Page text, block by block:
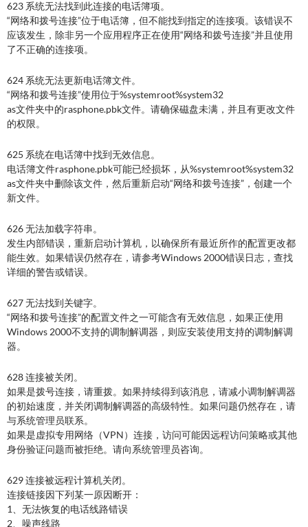
623 系统无法找到此连接的电话簿项。
“网络和拨号连接”位于电话簿，但不能找到指定的连接项。该错误不
应该发生，除非另一个应用程序正在使用“网络和拨号连接”并且使用
了不正确的连接项。
624 系统无法更新电话簿文件。
“网络和拨号连接”使用位于%systemroot%system32
as文件夹中的rasphone.pbk文件。请确保磁盘未满，并且有更改文件
的权限。
625 系统在电话簿中找到无效信息。
电话簿文件rasphone.pbk可能已经损坏，从%systemroot%system32
as文件夹中删除该文件，然后重新启动“网络和拨号连接”，创建一个
新文件。
626 无法加载字符串。
发生内部错误，重新启动计算机，以确保所有最近所作的配置更改都
能生效。如果错误仍然存在，请参考Windows 2000错误日志，查找
详细的警告或错误。
627 无法找到关键字。
“网络和拨号连接”的配置文件之一可能含有无效信息，如果正使用
Windows 2000不支持的调制解调器，则应安装使用支持的调制解调
器。
628 连接被关闭。
如果是拨号连接，请重拨。如果持续得到该消息，请减小调制解调器
的初始速度，并关闭调制解调器的高级特性。如果问题仍然存在，请
与系统管理员联系。
如果是虚拟专用网络（VPN）连接，访问可能因远程访问策略或其他
身份验证问题而被拒绝。请向系统管理员咨询。
629 连接被远程计算机关闭。
连接链接因下列某一原因断开：
1、无法恢复的电话线路错误
2、噪声线路